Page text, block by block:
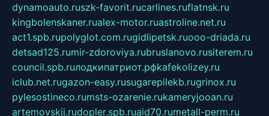
dynamoauto.ruszk-favorit.rucarlines.ruflatnsk.ru
kingbolenskaner.rualex-motor.ruastroline.net.ru
act1.spb.rupolyglot.com.rugidlipetsk.ruooo-driada.ru
detsad125.rumir-zdoroviya.rubruslanovo.rusiterem.ru
council.spb.ruлодкипатриот.рфkafekolizey.ru
iclub.net.rugazon-easy.rusugarepilekb.rugrinox.ru
pylesostineco.rumsts-ozarenie.rukameryjooan.ru
artemovskij.rudopler.spb.ruaid70.rumetall-perm.ru